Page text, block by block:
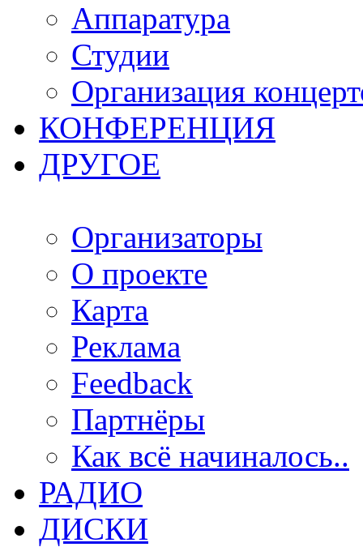
Аппаратура
Студии
Организация
КОНФЕРЕНЦИЯ
ДРУГОЕ
Организаторы
О проекте
Карта
Реклама
Feedback
Партнёры
Как всё начиналось..
РАДИО
ДИСКИ